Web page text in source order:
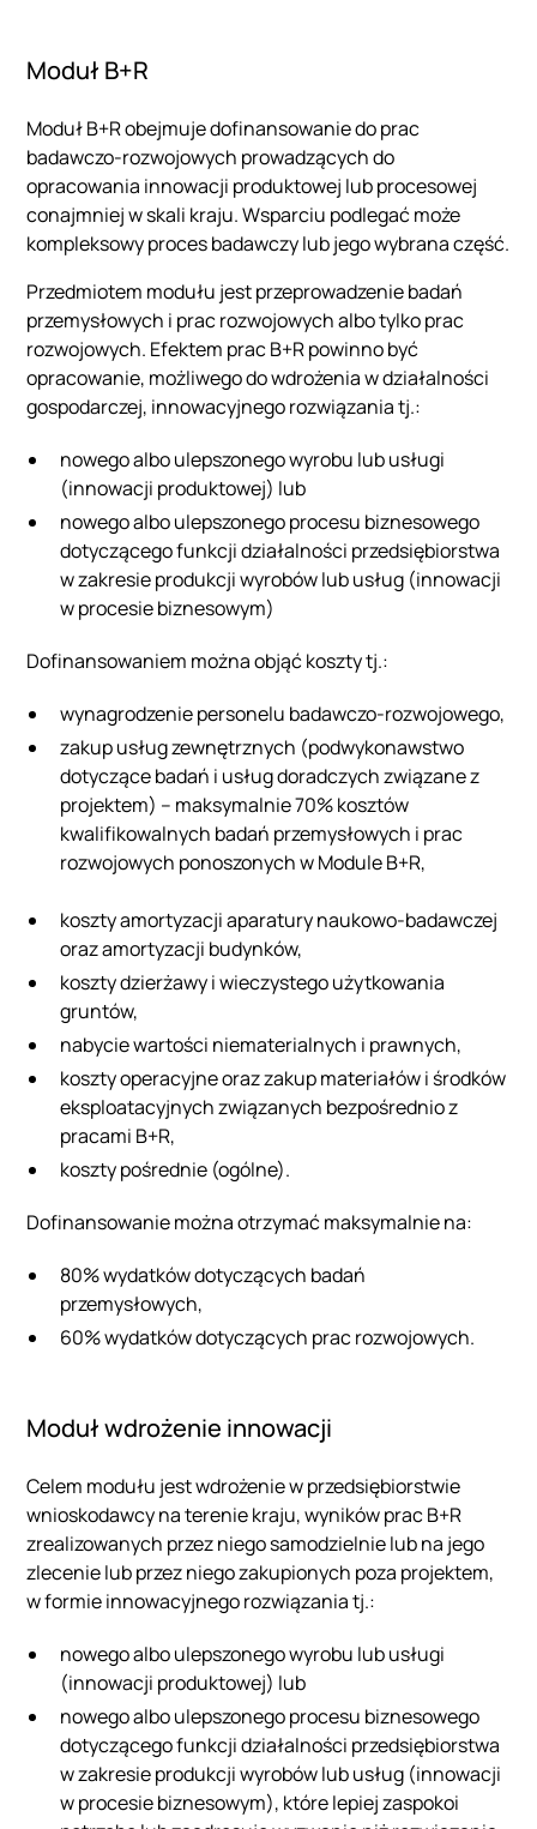
Moduł B+R
Moduł B+R obejmuje dofinansowanie do prac
badawczo-rozwojowych prowadzących do
opracowania innowacji produktowej lub procesowej
conajmniej w skali kraju. Wsparciu podlegać może
kompleksowy proces badawczy lub jego wybrana część.
Przedmiotem modułu jest przeprowadzenie badań
przemysłowych i prac rozwojowych albo tylko prac
rozwojowych. Efektem prac B+R powinno być
opracowanie, możliwego do wdrożenia w działalności
gospodarczej, innowacyjnego rozwiązania tj.:
nowego albo ulepszonego wyrobu lub usługi
(innowacji produktowej) lub
nowego albo ulepszonego procesu biznesowego
dotyczącego funkcji działalności przedsiębiorstwa
w zakresie produkcji wyrobów lub usług (innowacji
w procesie biznesowym)
Dofinansowaniem można objąć koszty tj.:
wynagrodzenie personelu badawczo-rozwojowego,
zakup usług zewnętrznych (podwykonawstwo
dotyczące badań i usług doradczych związane z
projektem) – maksymalnie 70% kosztów
kwalifikowalnych badań przemysłowych i prac
rozwojowych ponoszonych w Module B+R,
koszty amortyzacji aparatury naukowo-badawczej
oraz amortyzacji budynków,
koszty dzierżawy i wieczystego użytkowania
gruntów,
nabycie wartości niematerialnych i prawnych,
koszty operacyjne oraz zakup materiałów i środków
eksploatacyjnych związanych bezpośrednio z
pracami B+R,
koszty pośrednie (ogólne).
Dofinansowanie można otrzymać maksymalnie na:
80% wydatków dotyczących badań
przemysłowych,
60% wydatków dotyczących prac rozwojowych.
Moduł wdrożenie innowacji
Celem modułu jest wdrożenie w przedsiębiorstwie
wnioskodawcy na terenie kraju, wyników prac B+R
zrealizowanych przez niego samodzielnie lub na jego
zlecenie lub przez niego zakupionych poza projektem,
w formie innowacyjnego rozwiązania tj.:
nowego albo ulepszonego wyrobu lub usługi
(innowacji produktowej) lub
nowego albo ulepszonego procesu biznesowego
dotyczącego funkcji działalności przedsiębiorstwa
w zakresie produkcji wyrobów lub usług (innowacji
w procesie biznesowym), które lepiej zaspokoi